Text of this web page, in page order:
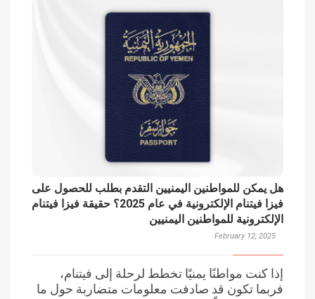
هل يمكن للمواطنين اليمنيين التقدم بطلب للحصول على
فيزا فيتنام الإلكترونية في عام 2025؟ حقيقة فيزا فيتنام
الإلكترونية للمواطنين اليمنيين
February 12, 2025
إذا كنت مواطنًا يمنيًا تخطط لرحلة إلى فيتنام،
فربما تكون قد صادفت معلومات متضاربة حول ما